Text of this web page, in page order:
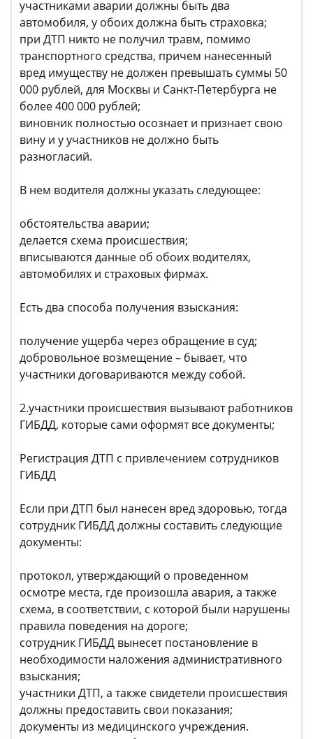
участниками аварии должны быть два
автомобиля, у обоих должна быть страховка;
при ДТП никто не получил травм, помимо
транспортного средства, причем нанесенный
вред имуществу не должен превышать суммы 50
000 рублей, для Москвы и Санкт-Петербурга не
более 400 000 рублей;
виновник полностью осознает и признает свою
вину и у участников не должно быть
разногласий.
В нем водителя должны указать следующее:
обстоятельства аварии;
делается схема происшествия;
вписываются данные об обоих водителях,
автомобилях и страховых фирмах.
Есть два способа получения взыскания:
получение ущерба через обращение в суд;
добровольное возмещение – бывает, что
участники договариваются между собой.
2.участники происшествия вызывают работников
ГИБДД, которые сами оформят все документы;
Регистрация ДТП с привлечением сотрудников
ГИБДД
Если при ДТП был нанесен вред здоровью, тогда
сотрудник ГИБДД должны составить следующие
документы:
протокол, утверждающий о проведенном
осмотре места, где произошла авария, а также
схема, в соответствии, с которой были нарушены
правила поведения на дороге;
сотрудник ГИБДД вынесет постановление в
необходимости наложения административного
взыскания;
участники ДТП, а также свидетели происшествия
должны предоставить свои показания;
документы из медицинского учреждения.